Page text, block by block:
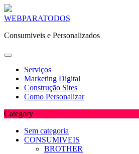
Skip
content
WEBPARATODOS
Consumiveis e Personalizados
Serviços
Marketing Digital
Construção Sites
Como Personalizar
Category
Sem categoria
CONSUMIVEIS
BROTHER